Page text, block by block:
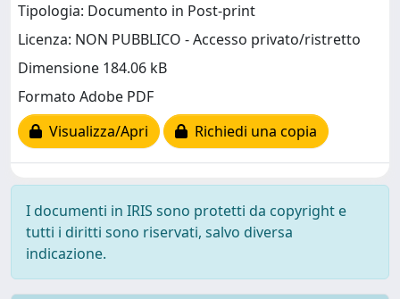
Tipologia: Documento in Post-print
Licenza: NON PUBBLICO - Accesso privato/ristretto
Dimensione 184.06 kB
Formato Adobe PDF
Visualizza/Apri
Richiedi una copia
I documenti in IRIS sono protetti da copyright e
tutti i diritti sono riservati, salvo diversa
indicazione.